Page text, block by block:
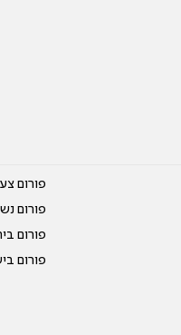
פורום
פורום
פורום
פורום